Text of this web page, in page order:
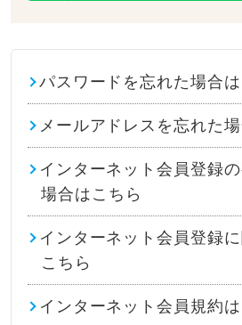
パスワードを忘れた場合は
メールアドレスを忘れた
インターネット会員登録
場合はこちら
インターネット会員登録
こちら
インターネット会員規約は